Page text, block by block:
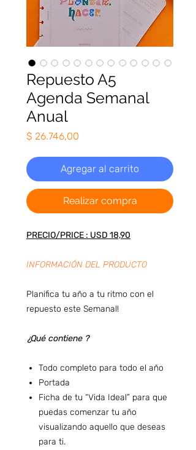
Repuesto A5
Agenda Semanal
Anual
$ 26.746,00
Agregar al carrito
Realizar compra
PRECIO/PRICE : USD 18,90
INFORMACIÓN DEL PRODUCTO
Planifica tu año a tu ritmo con el
repuesto este Semanal!
¿Qué contiene ?
Todo completo para todo el año
Portada
Ficha de tu “Vida Ideal” para que
puedas comenzar tu año
visualizando aquello que deseas
para ti.